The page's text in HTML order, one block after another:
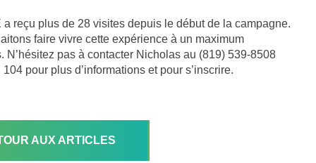
a reçu plus de 28 visites depuis le début de la campagne.
faire vivre cette expérience à un maximum
N’hésitez pas à contacter Nicholas au (819) 539-8508
pour plus d’informations et pour s’inscrire.
AUX ARTICLES